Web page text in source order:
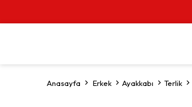
Anasayfa Erkek Ayakkabı Terlik